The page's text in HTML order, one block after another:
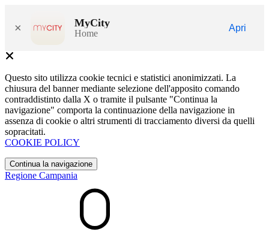
× MyCity
Home
Apri
Questo sito utilizza cookie tecnici e statistici anonimizzati. La
chiusura del banner mediante selezione dell'apposito comando
contraddistinto dalla X o tramite il pulsante "Continua la
navigazione" comporta la continuazione della navigazione in
assenza di cookie o altri strumenti di tracciamento diversi da quelli
sopracitati.
COOKIE POLICY
Continua la navigazione
Regione Campania